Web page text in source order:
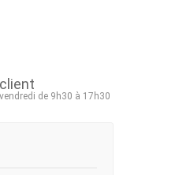
de 9h30 à 17h30